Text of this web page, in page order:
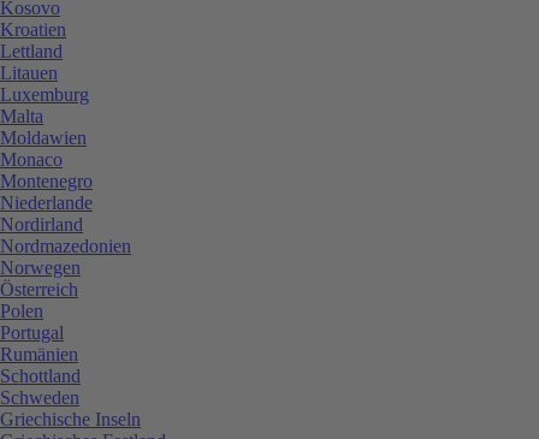
Kosovo
Kroatien
Lettland
Litauen
Luxemburg
Malta
Moldawien
Monaco
Montenegro
Niederlande
Nordirland
Nordmazedonien
Norwegen
Österreich
Polen
Portugal
Rumänien
Schottland
Schweden
Griechische Inseln